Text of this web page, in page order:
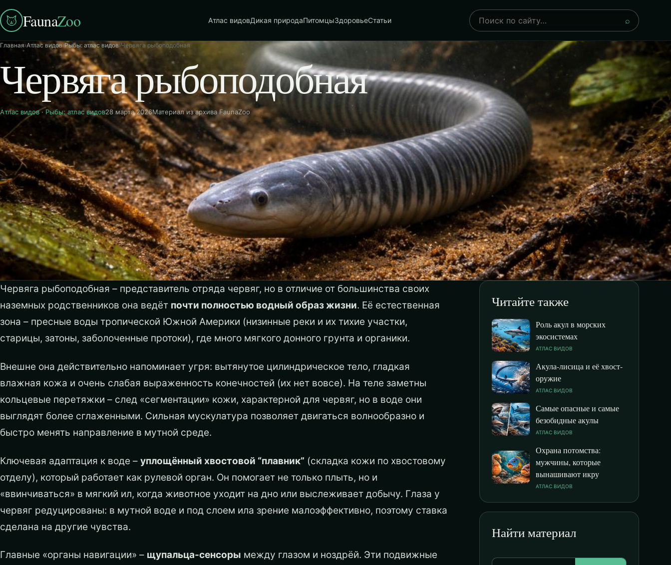
FaunaZoo Атлас видовДикая природаПитомцыЗдоровьеСтатьи
Поиск
⌕
Главная›Атлас видов›Рыбы: атлас видов›Червяга рыбоподобная
Червяга рыбоподобная
Атлас видов· Рыбы: атлас видов28 марта 2026Материал из архива FaunaZoo
Червяга рыбоподобная – представитель отряда червяг, но в отличие от большинства своих
наземных родственников она ведёт почти полностью водный образ жизни. Её естественная
зона – пресные воды тропической Южной Америки (низинные реки и их тихие участки,
старицы, затоны, заболоченные протоки), где много мягкого донного грунта и органики.
Внешне она действительно напоминает угря: вытянутое цилиндрическое тело, гладкая
влажная кожа и очень слабая выраженность конечностей (их нет вовсе). На теле заметны
кольцевые перетяжки – след «сегментации» кожи, характерной для червяг, но в воде они
выглядят более сглаженными. Сильная мускулатура позволяет двигаться волнообразно и
быстро менять направление в мутной среде.
Ключевая адаптация к воде – уплощённый хвостовой “плавник” (складка кожи по хвостовому
отделу), который работает как рулевой орган. Он помогает не только плыть, но и
«ввинчиваться» в мягкий ил, когда животное уходит на дно или выслеживает добычу. Глаза у
червяг редуцированы: в мутной воде и под слоем ила зрение малоэффективно, поэтому ставка
сделана на другие чувства.
Главные «органы навигации» – щупальца-сенсоры между глазом и ноздрёй. Эти подвижные
Читайте также
Роль акул в морских
экосистемах
АТЛАС ВИДОВ
Акула-лисица и её хвост-
оружие
АТЛАС ВИДОВ
Самые опасные и самые
безобидные акулы
АТЛАС ВИДОВ
Охрана потомства:
мужчины, которые
вынашивают икру
АТЛАС ВИДОВ
Найти материал